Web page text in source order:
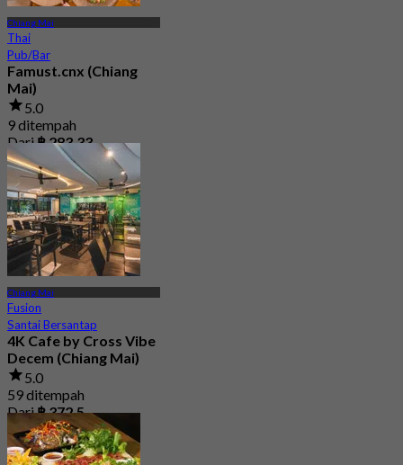
Chiang Mai
Thai
Pub/Bar
Famust.cnx (Chiang
Mai)
5.0
9 ditempah
Dari฿ 283.33
Chiang Mai
Fusion
Santai Bersantap
4K Cafe by Cross Vibe
Decem (Chiang Mai)
5.0
59 ditempah
Dari฿ 372.5